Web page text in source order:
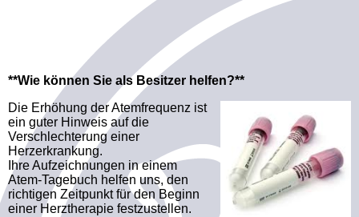
**Wie können Sie als Besitzer helfen?**
Die Erhöhung der Atemfrequenz ist
ein guter Hinweis auf die
Verschlechterung einer
Herzerkrankung.
Ihre Aufzeichnungen in einem
Atem-Tagebuch helfen uns, den
richtigen Zeitpunkt für den Beginn
einer Herztherapie festzustellen.